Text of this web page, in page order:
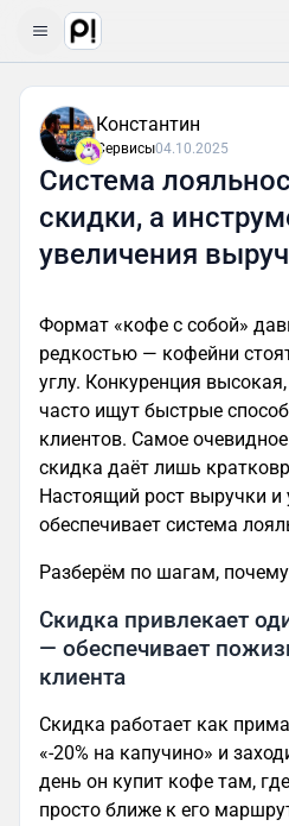
Константин
Сервисы04.10.2025
Система
скидки, а
увеличения
Формат «кофе с собой»
редкостью — кофейни
углу. Конкуренция
часто ищут быстрые
клиентов. Самое
скидка даёт лишь
Настоящий рост выручки и
обеспечивает система
Разберём по шагам, почему
Скидка привлекает
— обеспечивает
клиента
Скидка работает как
«-20% на капучино» и
день он купит кофе там,
просто ближе к его